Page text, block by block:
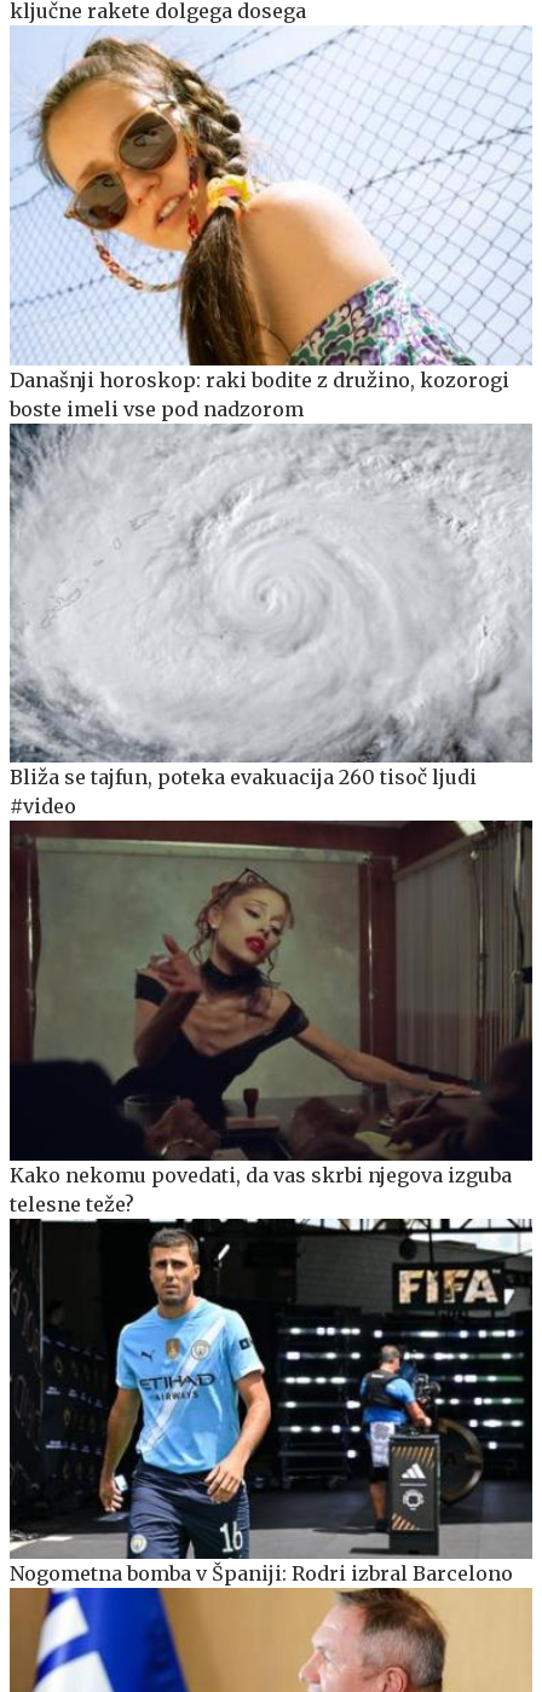
ključne rakete dolgega dosega
Današnji horoskop: raki bodite z družino, kozorogi
boste imeli vse pod nadzorom
Bliža se tajfun, poteka evakuacija 260 tisoč ljudi
#video
Kako nekomu povedati, da vas skrbi njegova izguba
telesne teže?
Nogometna bomba v Španiji: Rodri izbral Barcelono